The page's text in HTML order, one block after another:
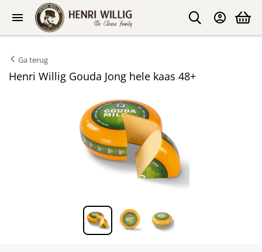
Ga terug
Henri Willig Gouda Jong hele kaas 48+